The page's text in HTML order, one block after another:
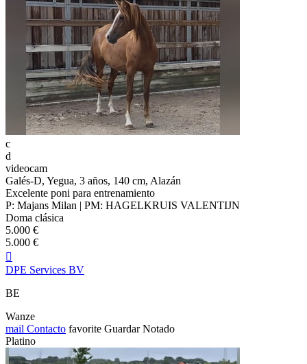
c
d
videocam
Galés-D, Yegua, 3 años, 140 cm, Alazán
Excelente poni para entrenamiento
P: Majans Milan | PM: HAGELKRUIS VALENTIJN
Doma clásica
5.000 €
5.000 €

DPE Services BV
BE
Wanze
mail Contacto favorite Guardar Notado
Platino